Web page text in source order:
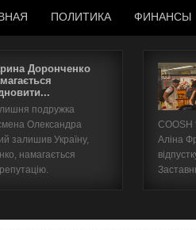
ПОЛИТИКА ФИНАНСЫ
Доронченко
подружка
Олександра
залишив Україну,
намагається
COOSH
Аліна